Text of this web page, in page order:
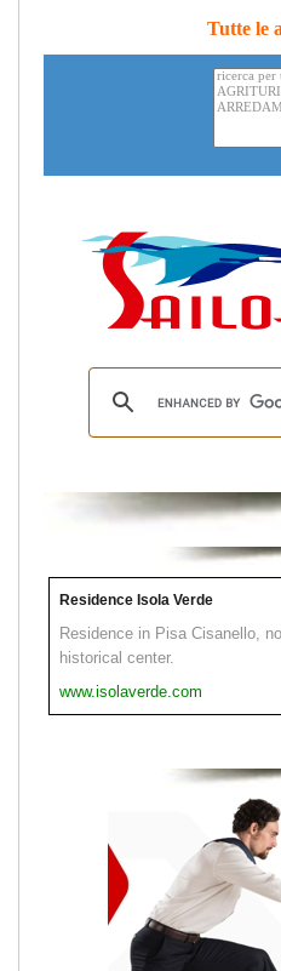
Tutte le
Residence Isola Verde
Residence in Pisa Cisanello,
historical center.
www.isolaverde.com